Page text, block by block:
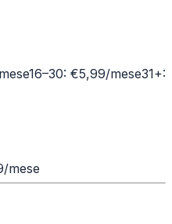
16–30: €5,99/mese31+:
/mese